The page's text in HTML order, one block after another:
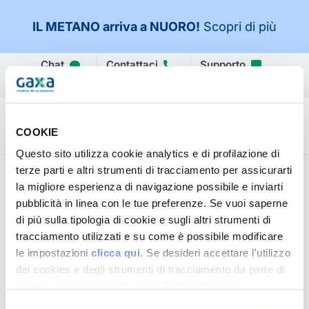
IL METANO arriva a NUORO! Scopri di più
COOKIE
Questo sito utilizza cookie analytics e di profilazione di
terze parti e altri strumenti di tracciamento per assicurarti
la migliore esperienza di navigazione possibile e inviarti
pubblicità in linea con le tue preferenze. Se vuoi saperne
di più sulla tipologia di cookie e sugli altri strumenti di
tracciamento utilizzati e su come è possibile modificare
le impostazioni clicca qui. Se desideri accettare l'utilizzo
dei cookies e degli strumenti di tracciamento da parte di
contenuto
Chat Contattaci
Supporto
Devo compilare e inviarvi
un modulo: dove lo trovo
sul sito?
6 Ottobre 2021 | Da sapere